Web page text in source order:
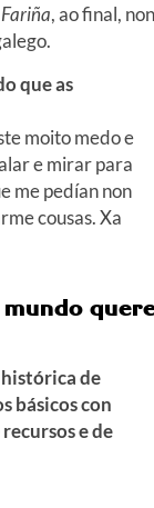
Fariña, ao final, non
que as
moito medo e
e mirar para
me pedían non
cousas. Xa
de
básicos con
e de